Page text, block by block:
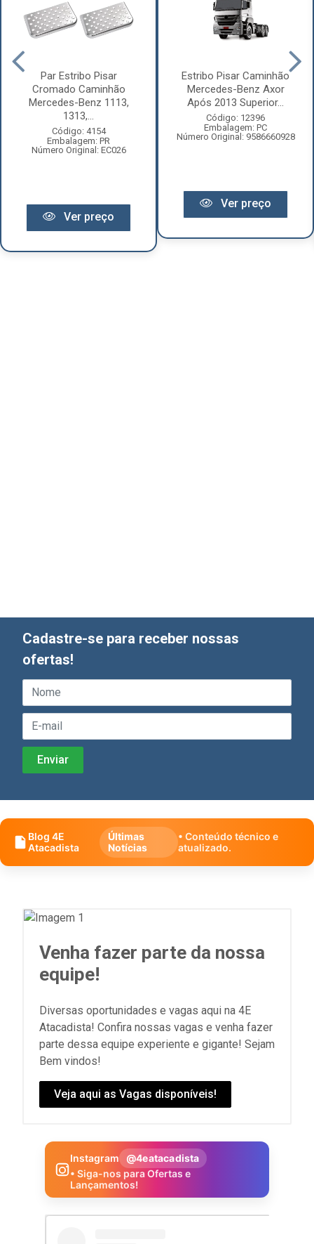
Par Estribo Pisar
Cromado Caminhão
Mercedes-Benz 1113,
1313,...
Código: 4154
Embalagem: PR
Número Original: EC026
Ver preço
Estribo Pisar Caminhão
Mercedes-Benz Axor
Após 2013 Superior...
Código: 12396
Embalagem: PC
Número Original: 9586660928
Ver preço
Cadastre-se para receber nossas
ofertas!
Blog 4E
Atacadista
Últimas
Notícias
• Conteúdo técnico e
atualizado.
Venha fazer parte da nossa
equipe!
Diversas oportunidades e vagas aqui na 4E
Atacadista! Confira nossas vagas e venha fazer
parte dessa equipe experiente e gigante! Sejam
Bem vindos!
Veja aqui as Vagas disponíveis!
Instagram
@4eatacadista
• Siga-nos para Ofertas e
Lançamentos!